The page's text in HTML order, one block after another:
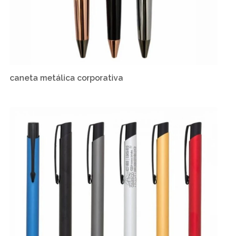
caneta metálica corporativa